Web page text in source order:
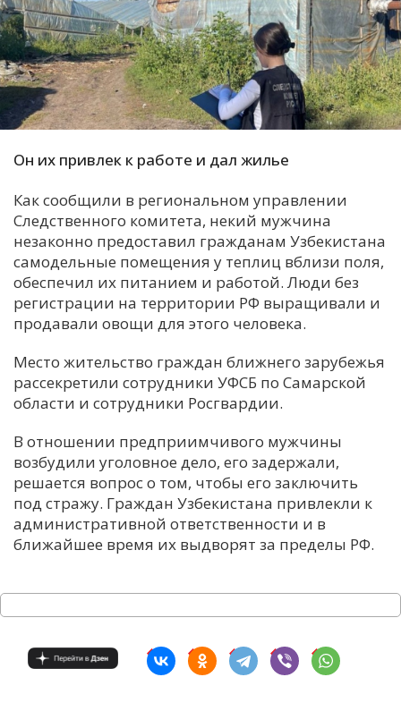
Е
И
М
С
Т
У
Х
Ч
Я
Он их привлек к работе и дал жилье
Как сообщили в региональном управлении
Следственного комитета, некий мужчина
незаконно предоставил гражданам Узбекистана
самодельные помещения у теплиц вблизи поля,
обеспечил их питанием и работой. Люди без
регистрации на территории РФ выращивали и
продавали овощи для этого человека.
Место жительство граждан ближнего зарубежья
рассекретили сотрудники УФСБ по Самарской
области и сотрудники Росгвардии.
В отношении предприимчивого мужчины
возбудили уголовное дело, его задержали,
решается вопрос о том, чтобы его заключить
под стражу. Граждан Узбекистана привлекли к
административной ответственности и в
ближайшее время их выдворят за пределы РФ.